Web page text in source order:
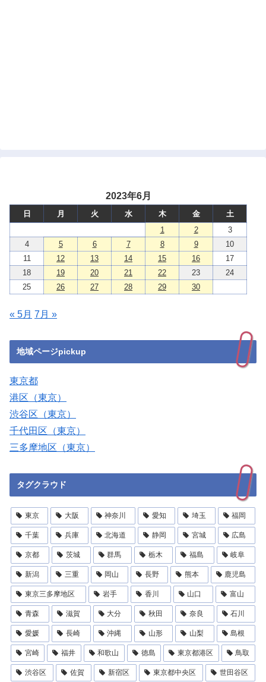
2023年6月
日 月 火 水 木 金
土
1
2
3
4
5 6 7 8 9
10
11
12 13 14 15 16
17
18
19 20 21 22 23
24
25
26 27 28 29 30
« 5月 7月 »
地域ページpickup
東京都
港区（東京）
渋谷区（東京）
千代田区（東京）
三多摩地区（東京）
タグクラウド
東京 大阪 神奈川 愛知 埼玉 福岡
千葉 兵庫 北海道 静岡 宮城 広島
京都 茨城 群馬 栃木 福島 岐阜
新潟 三重 岡山 長野 熊本 鹿児島
東京三多摩地区 岩手 香川 山口 富山
青森 滋賀 大分 秋田 奈良 石川
愛媛 長崎 沖縄 山形 山梨 島根
宮崎 福井 和歌山 徳島 東京都港区 鳥取
渋谷区 佐賀 新宿区 東京都中央区 世田谷区